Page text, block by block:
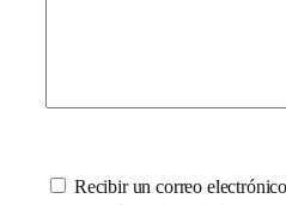
Recibir un correo